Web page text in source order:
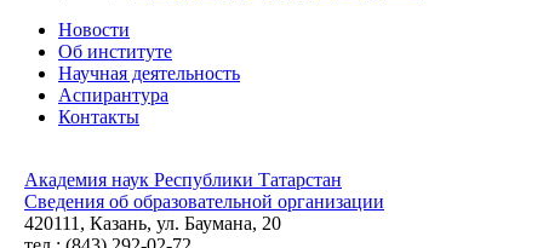
Новости
Об институте
Научная деятельность
Аспирантура
Контакты
Академия наук Республики Татарстан
Сведения об образовательной организации
420111, Казань, ул. Баумана, 20